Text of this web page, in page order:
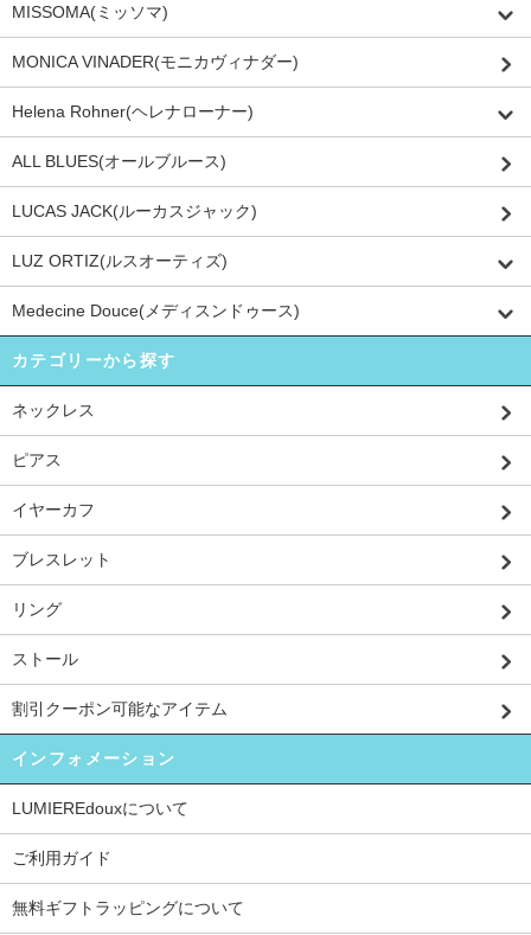
MISSOMA(ミッソマ)
MONICA VINADER(モニカヴィナダー)
Helena Rohner(ヘレナローナー)
ALL BLUES(オールブルース)
LUCAS JACK(ルーカスジャック)
LUZ ORTIZ(ルスオーティズ)
Medecine Douce(メディスンドゥース)
カテゴリーから探す
ネックレス
ピアス
イヤーカフ
ブレスレット
リング
ストール
割引クーポン可能なアイテム
インフォメーション
LUMIEREdouxについて
ご利用ガイド
無料ギフトラッピングについて